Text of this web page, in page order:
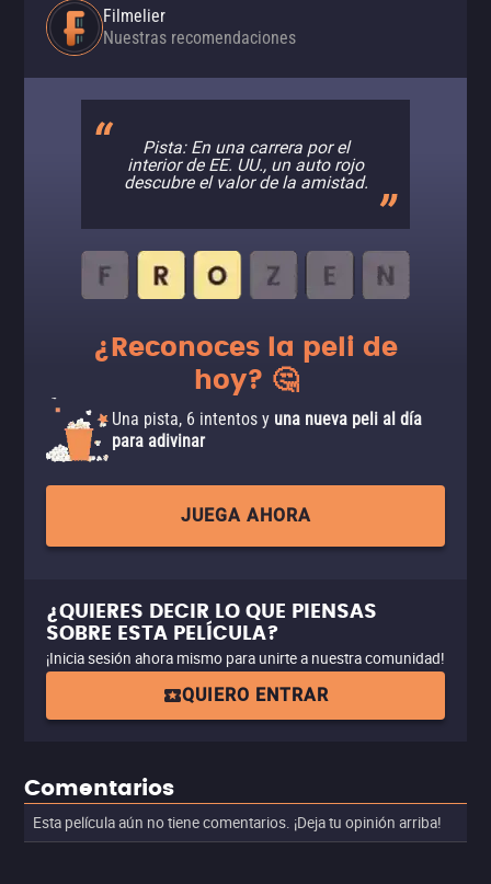
Filmelier
Nuestras recomendaciones
Pista: En una carrera por el
interior de EE. UU., un auto rojo
descubre el valor de la amistad.
¿Reconoces la peli de
hoy? 🤔
Una pista, 6 intentos y una nueva peli al día
para adivinar
JUEGA AHORA
¿QUIERES DECIR LO QUE PIENSAS
SOBRE ESTA PELÍCULA?
¡Inicia sesión ahora mismo para unirte a nuestra comunidad!
QUIERO ENTRAR
Comentarios
Esta película aún no tiene comentarios. ¡Deja tu opinión arriba!